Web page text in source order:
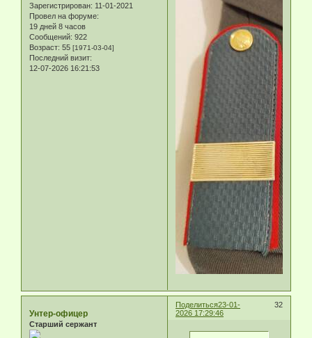
Зарегистрирован: 11-01-2021
Провел на форуме:
19 дней 8 часов
Сообщений: 922
Возраст: 55 [1971-03-04]
Последний визит:
12-07-2026 16:21:53
Поделиться 32
23-01-
2026 17:29:46
Унтер-офицер
Старший сержант